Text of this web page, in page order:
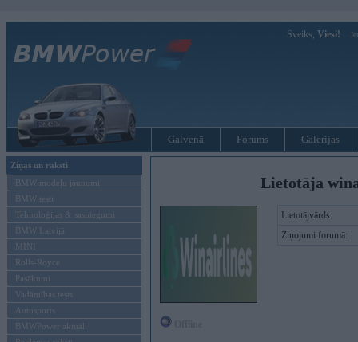
Sveiks, Viesi!
Galvenā Forums Galerijas
Ziņas un raksti
BMW modeļu jaunumi
BMW testi
Tehnoloģijas & sasniegumi
BMW Latvijā
MINI
Rolls-Royce
Pasākumi
Vadāmības tests
Autosports
BMWPower aktuāli
Lietotāja
Lietotājvārds:
Ziņojumi forumā: